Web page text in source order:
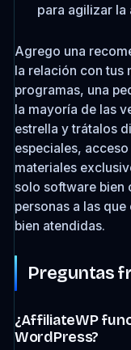
para agilizar la
Agrego una
la relación con tus
programas, una
la mayoría de las
estrella y trátalos
especiales,
materiales
solo software bien
personas a las
bien atendidas.
Preguntas
¿AffiliateWP
WordPress?